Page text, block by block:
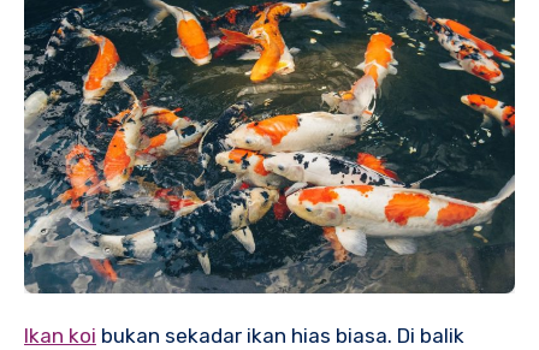
Ikan koi bukan sekadar ikan hias biasa. Di balik